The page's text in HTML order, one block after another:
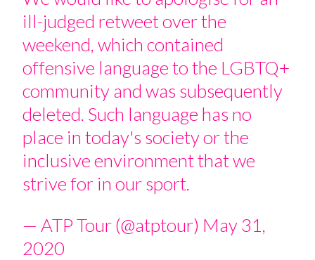
ill-judged retweet over the
weekend, which contained
offensive language to the LGBTQ+
community and was subsequently
deleted. Such language has no
place in today's society or the
inclusive environment that we
strive for in our sport.
— ATP Tour (@atptour) May 31,
2020